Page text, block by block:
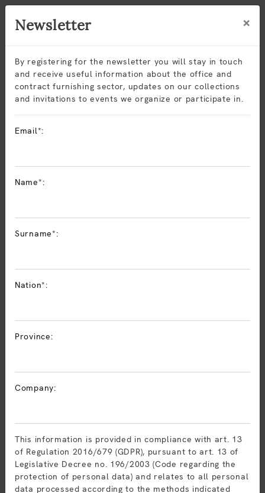
Office
11 mayo 2026
de diseño
Newsletter ×
By registering for the newsletter you will stay in touch
and receive useful information about the office and
contract furnishing sector, updates on our collections
and invitations to events we organize or participate in.
Email*:
Name*:
Surname*:
Nation*:
Province:
Company:
This information is provided in compliance with art. 13
of Regulation 2016/679 (GDPR), pursuant to art. 13 of
Legislative Decree no. 196/2003 (Code regarding the
protection of personal data) and relates to all personal
data processed according to the methods indicated